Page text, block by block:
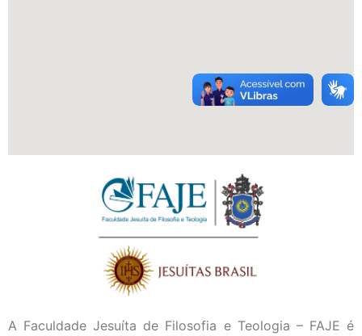
A Faculdade Jesuíta de Filosofia e Teologia – FAJE é